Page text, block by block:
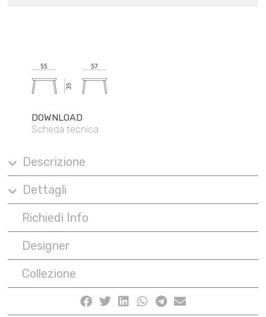
Descrizione
Dettagli
Richiedi Info
Designer
Collezione
DOWNLOAD
Scheda tecnica